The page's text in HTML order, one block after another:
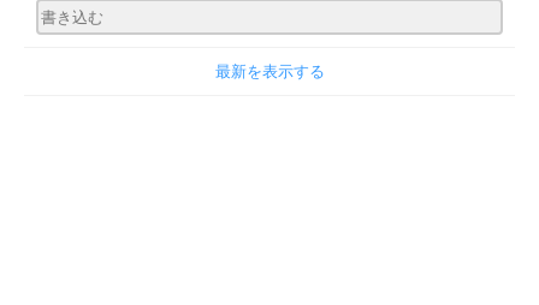
最新を表示する